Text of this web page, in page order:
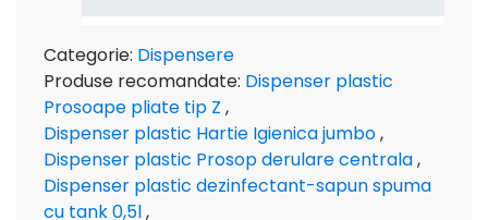
Categorie: Dispensere
Produse recomandate: Dispenser plastic
Prosoape pliate tip Z ,
Dispenser plastic Hartie Igienica jumbo,
Dispenser plastic Prosop derulare centrala,
Dispenser plastic dezinfectant-sapun spuma
cu tank 0,5l,